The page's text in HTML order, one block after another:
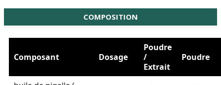
COMPOSITION
Composant Dosage
Poudre
/
Extrait
Poudre